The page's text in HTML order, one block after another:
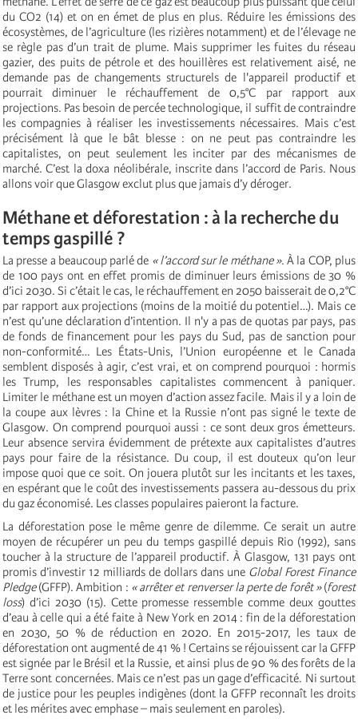
du CO2 (14) et on en émet de plus en plus. Réduire les émissions des
écosystèmes, de l’agriculture (les rizières notamment) et de l’élevage ne
se règle pas d’un trait de plume. Mais supprimer les fuites du réseau
gazier, des puits de pétrole et des houillères est relativement aisé, ne
demande pas de changements structurels de l'appareil productif et
pourrait diminuer le réchauffement de 0,5°C par rapport aux
projections. Pas besoin de percée technologique, il suffit de contraindre
les compagnies à réaliser les investissements nécessaires. Mais c’est
précisément là que le bât blesse : on ne peut pas contraindre les
capitalistes, on peut seulement les inciter par des mécanismes de
marché. C’est la doxa néolibérale, inscrite dans l’accord de Paris. Nous
allons voir que Glasgow exclut plus que jamais d’y déroger.
Méthane et déforestation : à la recherche du
temps gaspillé ?
La presse a beaucoup parlé de « l’accord sur le méthane ». À la COP, plus
de 100 pays ont en effet promis de diminuer leurs émissions de 30 %
d’ici 2030. Si c’était le cas, le réchauffement en 2050 baisserait de 0,2°C
par rapport aux projections (moins de la moitié du potentiel…). Mais ce
n’est qu’une déclaration d’intention. Il n'y a pas de quotas par pays, pas
de fonds de financement pour les pays du Sud, pas de sanction pour
non-conformité… Les États-Unis, l’Union européenne et le Canada
semblent disposés à agir, c’est vrai, et on comprend pourquoi : hormis
les Trump, les responsables capitalistes commencent à paniquer.
Limiter le méthane est un moyen d’action assez facile. Mais il y a loin de
la coupe aux lèvres : la Chine et la Russie n’ont pas signé le texte de
Glasgow. On comprend pourquoi aussi : ce sont deux gros émetteurs.
Leur absence servira évidemment de prétexte aux capitalistes d’autres
pays pour faire de la résistance. Du coup, il est douteux qu’on leur
impose quoi que ce soit. On jouera plutôt sur les incitants et les taxes,
en espérant que le coût des investissements passera au-dessous du prix
du gaz économisé. Les classes populaires paieront la facture.
La déforestation pose le même genre de dilemme. Ce serait un autre
moyen de récupérer un peu du temps gaspillé depuis Rio (1992), sans
toucher à la structure de l’appareil productif. À Glasgow, 131 pays ont
promis d’investir 12 milliards de dollars dans une Global Forest Finance
Pledge(GFFP). Ambition : « arrêter et renverser la perte de forêt »(forest
loss) d’ici 2030 (15). Cette promesse ressemble comme deux gouttes
d’eau à celle qui a été faite à New York en 2014 : fin de la déforestation
en 2030, 50 % de réduction en 2020. En 2015-2017, les taux de
déforestation ont augmenté de 41 % ! Certains se réjouissent car la GFFP
est signée par le Brésil et la Russie, et ainsi plus de 90 % des forêts de la
Terre sont concernées. Mais ce n’est pas un gage d’efficacité. Ni surtout
de justice pour les peuples indigènes (dont la GFFP reconnaît les droits
et les mérites avec emphase – mais seulement en paroles).